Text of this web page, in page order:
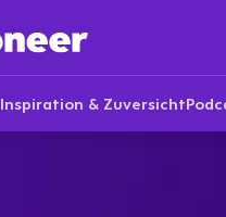
Inspiration & Zuversicht